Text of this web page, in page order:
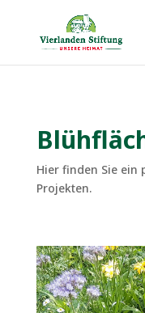
Hier finden Sie ein
Projekten.